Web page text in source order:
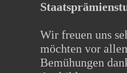
Wir freuen uns
möchten vor
Bemühungen